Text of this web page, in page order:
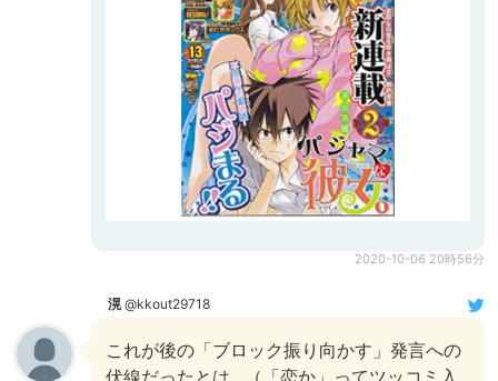
2020-10-06 20時56分
滉@kkout29718
これが後の「ブロック振り向かす」発言への